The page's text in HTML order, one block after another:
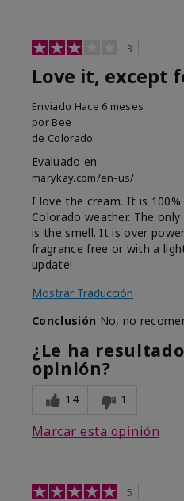
3
Love it, except
Enviado Hace 6 meses
por Bee
de Colorado
Evaluado en
marykay.com/en-us/
I love the cream. It is
Colorado weather. The
is the smell. It is over
fragrance free or with a
update!
Mostrar Traducción
Conclusión No, no
¿Le ha
opinión?
14 1
Marcar esta opinión
5